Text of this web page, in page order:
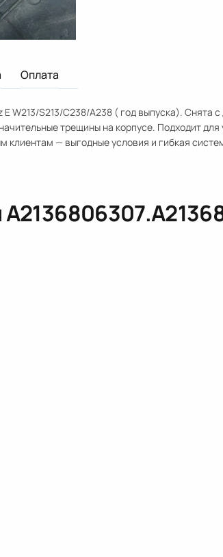
Оплата
S213/C238/A238 ( год выпуска). Снята с
трещины на корпусе. Подходит для
— выгодные условия и гибкая